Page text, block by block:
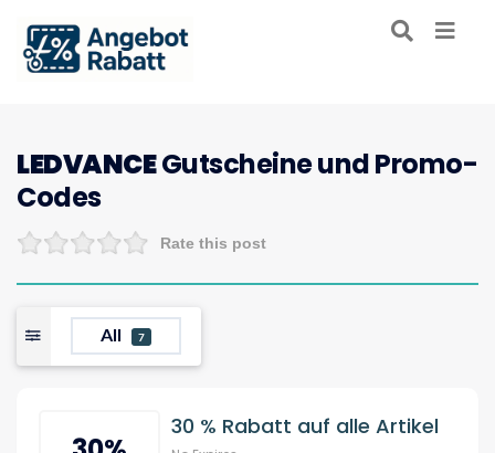
LEDVANCEGutscheine und Promo-
Codes
Rate this post
All 7
30 % Rabatt auf alle Artikel